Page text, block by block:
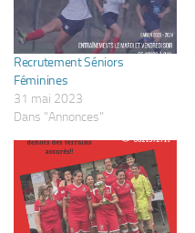
Recrutement Séniors
Féminines
31 mai 2023
Dans "Annonces"